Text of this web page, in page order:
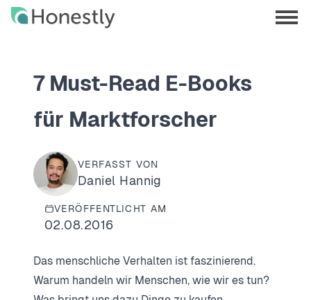
Skip
Skip
menu
7 Must-Read E-Books
für Marktforscher
VERFASST VON
Daniel Hannig
VERÖFFENTLICHT AM
02.08.2016
Das menschliche Verhalten ist faszinierend.
Warum handeln wir Menschen, wie wir es tun?